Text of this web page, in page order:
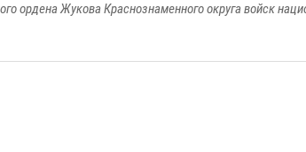
ордена Жукова Краснознаменного округа войск